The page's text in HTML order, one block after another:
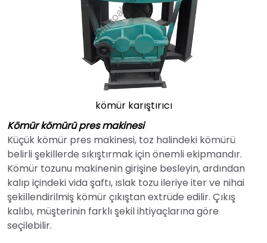
kömür karıştırıcı
Kömür kömürü pres makinesi
Küçük kömür pres makinesi, toz halindeki kömürü
belirli şekillerde sıkıştırmak için önemli ekipmandır.
Kömür tozunu makinenin girişine besleyin, ardından
kalıp içindeki vida şaftı, ıslak tozu ileriye iter ve nihai
şekillendirilmiş kömür çıkıştan extrüde edilir. Çıkış
kalıbı, müşterinin farklı şekil ihtiyaçlarına göre
seçilebilir.